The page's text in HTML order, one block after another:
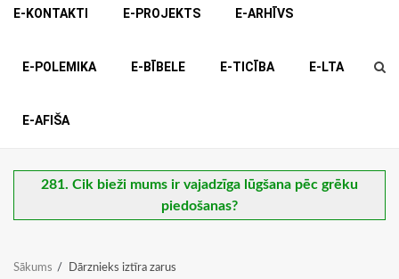
E-KONTAKTI E-PROJEKTS E-ARHĪVS
E-POLEMIKA E-BĪBELE E-TICĪBA E-LTA
E-AFIŠA
281. Cik bieži mums ir vajadzīga lūgšana pēc grēku
piedošanas?
Sākums Dārznieks iztīra zarus